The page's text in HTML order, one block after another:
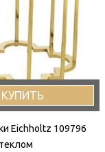
КУПИТЬ
Eichholtz 109796